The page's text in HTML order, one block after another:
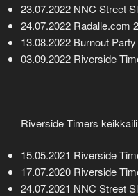
23.07.2022 NNC Street
24.07.2022 Radalle.com
13.08.2022 Burnout
03.09.2022 Riverside
Riverside Timers
15.05.2021 Riverside
17.07.2020 Riverside
24.07.2021 NNC Street